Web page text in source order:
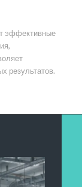
эффективные
результатов.